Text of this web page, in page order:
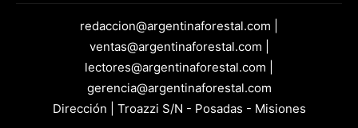
redaccion@argentinaforestal.com |
ventas@argentinaforestal.com |
lectores@argentinaforestal.com |
gerencia@argentinaforestal.com
Dirección | Troazzi S/N - Posadas - Misiones